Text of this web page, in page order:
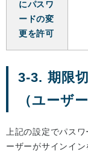
にパスワ
ードの変
更を許可
3-3. 期限
（ユーザ
上記の設定でパス
ーザーがサインイン